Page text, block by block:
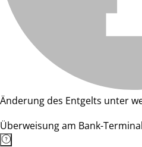
Änderung des Entgelts unter
Überweisung am Bank-Terminal